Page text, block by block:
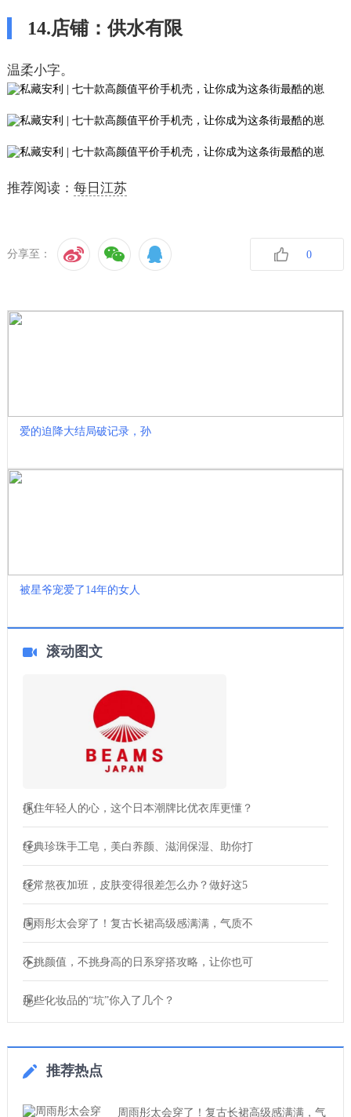
14.店铺：供水有限
温柔小字。
推荐阅读： 每日江苏
分享至： 0
爱的迫降大结局破记录，孙
被星爷宠爱了14年的女人
滚动图文
抓住年轻人的心，这个日本潮牌比优衣库更懂？
经典珍珠手工皂，美白养颜、滋润保湿、助你打
经常熬夜加班，皮肤变得很差怎么办？做好这5
周雨彤太会穿了！复古长裙高级感满满，气质不
不挑颜值，不挑身高的日系穿搭攻略，让你也可
那些化妆品的“坑”你入了几个？
推荐热点
周雨彤太会穿了！复古长裙高级感满满，气